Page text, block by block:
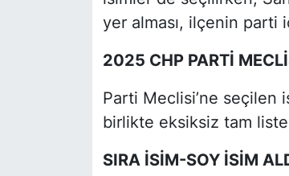
yer alması, ilçenin parti
2025 CHP PARTİ
Parti Meclisi’ne seçilen
birlikte eksiksiz tam
SIRA İSİM-SOY İSİM